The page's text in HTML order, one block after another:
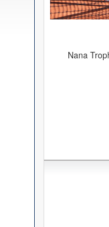
Nana